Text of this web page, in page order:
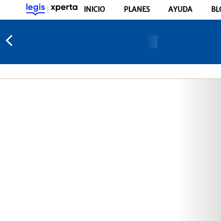
INICIO PLANES AYUDA